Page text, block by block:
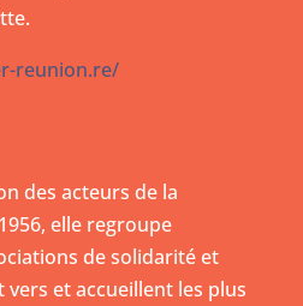
reunion.re/
des acteurs de la
elle regroupe
de solidarité et
et accueillent les plus